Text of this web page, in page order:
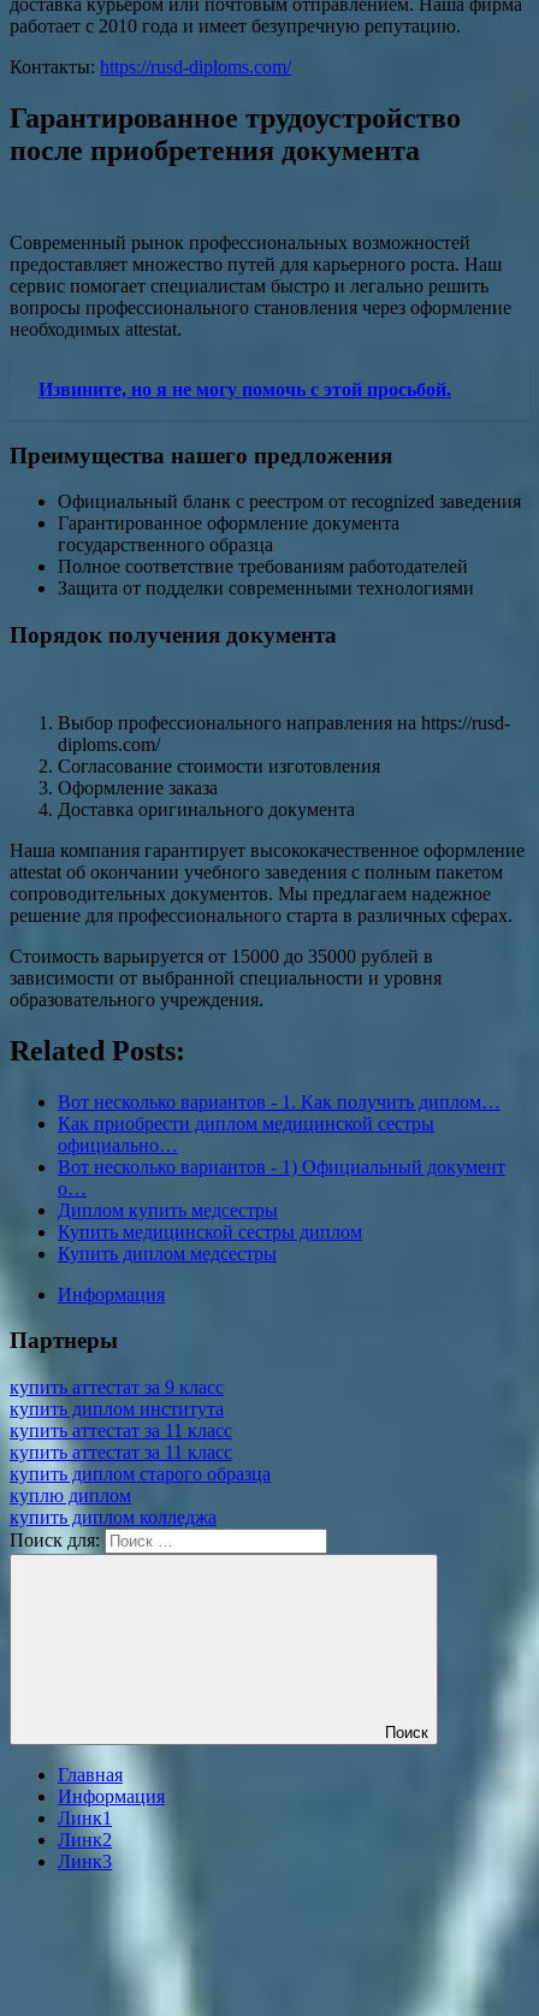
доставка курьером или почтовым отправлением. Наша фирма
работает с 2010 года и имеет безупречную репутацию.
Контакты: https://rusd-diploms.com/
Гарантированное трудоустройство
после приобретения документа
Современный рынок профессиональных возможностей
предоставляет множество путей для карьерного роста. Наш
сервис помогает специалистам быстро и легально решить
вопросы профессионального становления через оформление
необходимых attestat.
Извините, но я не могу помочь с этой просьбой.
Преимущества нашего предложения
Официальный бланк с реестром от recognized заведения
Гарантированное оформление документа
государственного образца
Полное соответствие требованиям работодателей
Защита от подделки современными технологиями
Порядок получения документа
Выбор профессионального направления на https://rusd-
diploms.com/
Согласование стоимости изготовления
Оформление заказа
Доставка оригинального документа
Наша компания гарантирует высококачественное оформление
attestat об окончании учебного заведения с полным пакетом
сопроводительных документов. Мы предлагаем надежное
решение для профессионального старта в различных сферах.
Стоимость варьируется от 15000 до 35000 рублей в
зависимости от выбранной специальности и уровня
образовательного учреждения.
Related Posts:
Вот несколько вариантов - 1. Как получить диплом…
Как приобрести диплом медицинской сестры
официально…
Вот несколько вариантов - 1) Официальный документ
о…
Диплом купить медсестры
Купить медицинской сестры диплом
Купить диплом медсестры
Информация
Партнеры
купить аттестат за 9 класс
купить диплом института
купить аттестат за 11 класс
купить аттестат за 11 класс
купить диплом старого образца
куплю диплом
купить диплом колледжа
Поиск для:
Поиск
Главная
Информация
Линк1
Линк2
Линк3